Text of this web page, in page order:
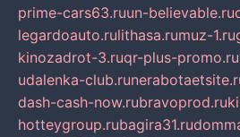
prime-cars63.ruun-believable.ru
legardoauto.rulithasa.rumuz-1.ru
kinozadrot-3.ruqr-plus-promo.ru
udalenka-club.ru
dash-cash-now.rubravoprod.ru
hotteygroup.rubagira31.ru